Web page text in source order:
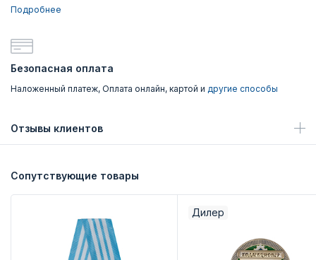
Подробнее
Безопасная оплата
Наложенный платеж, Оплата онлайн, картой и другие способы
Отзывы клиентов
Сопутствующие товары
Дилер